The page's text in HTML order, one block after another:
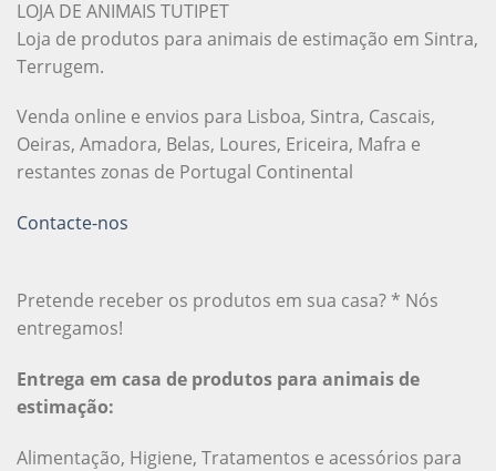
LOJA DE ANIMAIS TUTIPET
Loja de produtos para animais de estimação em Sintra,
Terrugem.
Venda online e envios para Lisboa, Sintra, Cascais,
Oeiras, Amadora, Belas, Loures, Ericeira, Mafra e
restantes zonas de Portugal Continental
Contacte-nos
Pretende receber os produtos em sua casa? * Nós
entregamos!
Entrega em casa de produtos para animais de
estimação:
Alimentação, Higiene, Tratamentos e acessórios para